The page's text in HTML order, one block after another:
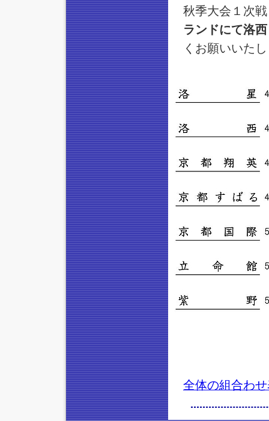
秋季大会１次
ランドにて洛
くお願いいた
全体の組合わ